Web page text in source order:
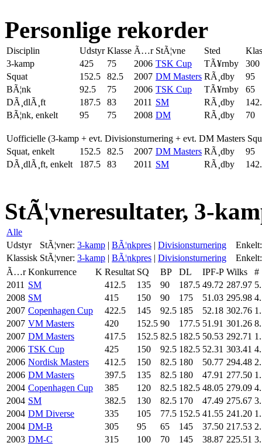
Personlige rekorder
Disciplin Udstyr Klasse Ã…r StÃ¦vne Sted
3-kamp
425 75 2006 TSK Cup TÃ¥rnby
300
Squat
152.5 82.5 2007 DM Masters RÃ¸dby
95
BÃ¦nk
92.5 75 2006 TSK Cup TÃ¥rnby
65
DÃ¸dlÃ¸ft
187.5 83 2011 SM RÃ¸dby
BÃ¦nk, enkelt
95 75 2008 DM RÃ¸dby 70
Uofficielle (3-kamp + evt. Divisionsturnering + evt. DM Masters
Squat, enkelt
152.5 82.5 2007 DM Masters RÃ¸dby
95
DÃ¸dlÃ¸ft, enkelt
187.5 83 2011 SM RÃ¸dby
StÃ¦vneresultater, 3-
Alle
Udstyr
StÃ¦vner: 3-kamp | BÃ¦nkpres | Divisionsturnering
Enkelt:
Klassisk StÃ¦vner: 3-kamp | BÃ¦nkpres | Divisionsturnering
Enkelt:
Ã…r Konkurrence K Resultat SQ BP DL IPF-P Wilks
#
2011 SM 412.5 135 90 187.5 49.72 287.97 5.
2008 SM 415 150 90 175 51.03 295.98 4.
2007 Copenhagen Cup 422.5 145 92.5 185 52.18 302.76 1.
2007 VM Masters 420 152.5 90 177.5 51.91 301.26 8.
2007 DM Masters 417.5 152.5 82.5 182.5 50.53 292.71 1.
2006 TSK Cup 425 150 92.5 182.5 52.31 303.41 4.
2006 Nordisk Masters 412.5 150 82.5 180 50.77 294.48 2.
2006 DM Masters 397.5 135 82.5 180 47.91 277.50 1.
2004 Copenhagen Cup 385 120 82.5 182.5 48.05 279.09 4.
2004 SM 382.5 130 82.5 170 47.49 275.67 3.
2004 DM Diverse 335 105 77.5 152.5 41.55 241.20 1.
2004 DM-B 305 95 65 145 37.50 217.53 2.
2003 DM-C 315 100 70 145 38.87 225.51 3.